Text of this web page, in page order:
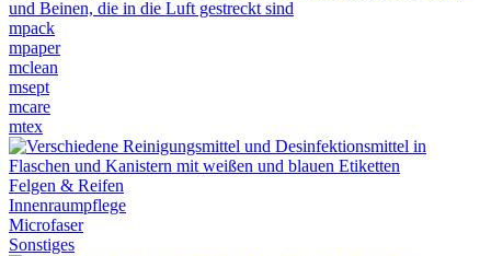
mpack
mpaper
mclean
msept
mcare
mtex
Felgen & Reifen
Innenraumpflege
Microfaser
Sonstiges